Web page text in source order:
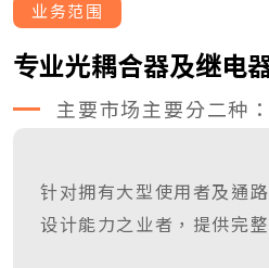
业务范围
专业光耦合器及继电
主要市场主要分二种：
针对拥有大型使用者及通
设计能力之业者，提供完